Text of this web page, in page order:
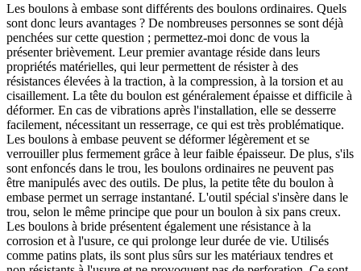
Les boulons à embase sont différents des boulons ordinaires. Quels
sont donc leurs avantages ? De nombreuses personnes se sont déjà
penchées sur cette question ; permettez-moi donc de vous la
présenter brièvement. Leur premier avantage réside dans leurs
propriétés matérielles, qui leur permettent de résister à des
résistances élevées à la traction, à la compression, à la torsion et au
cisaillement. La tête du boulon est généralement épaisse et difficile à
déformer. En cas de vibrations après l'installation, elle se desserre
facilement, nécessitant un resserrage, ce qui est très problématique.
Les boulons à embase peuvent se déformer légèrement et se
verrouiller plus fermement grâce à leur faible épaisseur. De plus, s'ils
sont enfoncés dans le trou, les boulons ordinaires ne peuvent pas
être manipulés avec des outils. De plus, la petite tête du boulon à
embase permet un serrage instantané. L'outil spécial s'insère dans le
trou, selon le même principe que pour un boulon à six pans creux.
Les boulons à bride présentent également une résistance à la
corrosion et à l'usure, ce qui prolonge leur durée de vie. Utilisés
comme patins plats, ils sont plus sûrs sur les matériaux tendres et